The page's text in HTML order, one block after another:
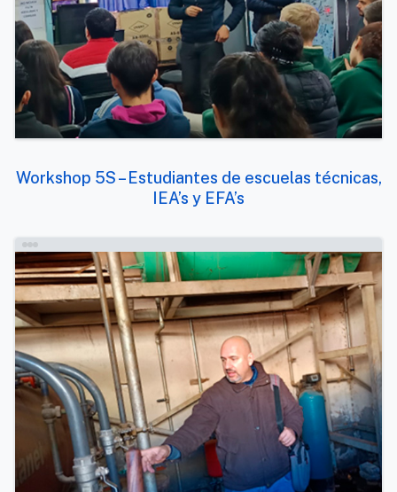
Workshop 5S – Estudiantes de escuelas técnicas,
IEA’s y EFA’s